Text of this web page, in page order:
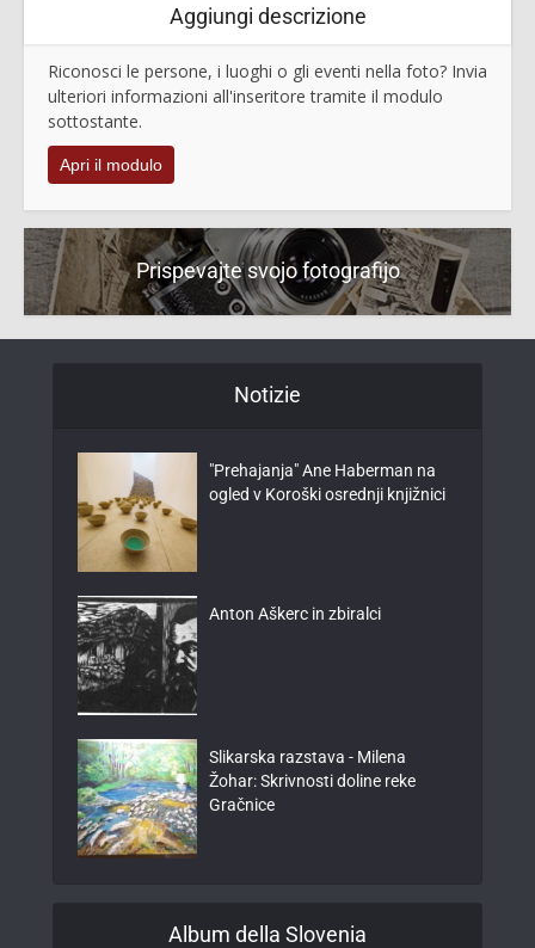
Aggiungi descrizione
Riconosci le persone, i luoghi o gli eventi nella foto? Invia
ulteriori informazioni all'inseritore tramite il modulo
sottostante.
Apri il modulo
Prispevajte svojo fotografijo
Notizie
"Prehajanja" Ane Haberman na
ogled v Koroški osrednji knjižnici
Anton Aškerc in zbiralci
Slikarska razstava - Milena
Žohar: Skrivnosti doline reke
Gračnice
Album della Slovenia